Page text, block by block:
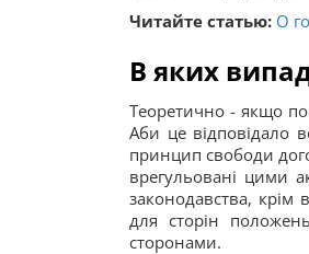
Читайте статью: О
В яких
Теоретично - якщо
Аби це відповідало
принцип свободи
врегульовані цими
законодавства, крім
для сторін
сторонами.